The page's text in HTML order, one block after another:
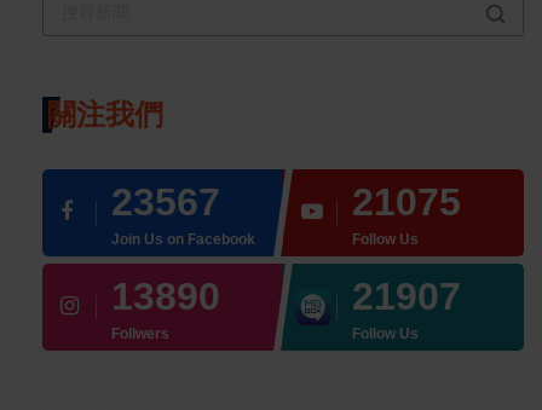
關注我們
23567
Join Us on Facebook
21075
Follow Us
13890
Follwers
21907
Follow Us